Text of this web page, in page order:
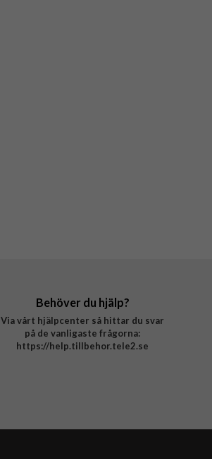
Behöver du hjälp?
Via vårt hjälpcenter så hittar du svar
på de vanligaste frågorna:
https://help.tillbehor.tele2.se